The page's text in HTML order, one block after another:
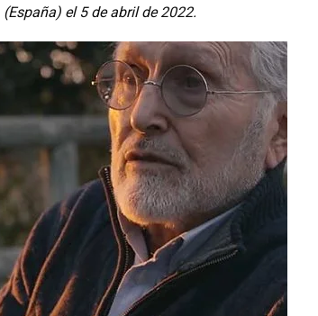
(España) el 5 de abril de 2022.